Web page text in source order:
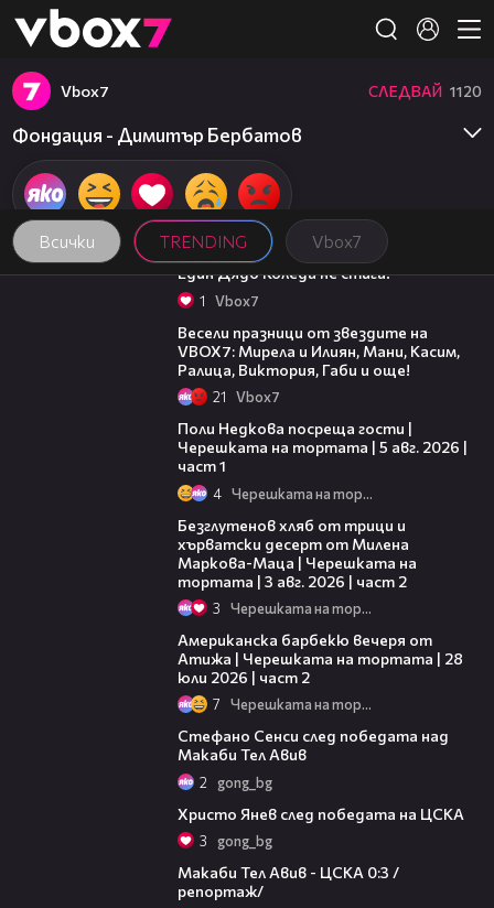
👾
Всички TRENDING Vbоx7
Vbоx7 СЛЕДВАЙ 1120
Фондация - Димитър Бербатов
00:07
Един Дядо Коледа не стига!
1 Vbоx7
Весели празници от звездите на
VBOX7: Мирела и Илиян, Мани, Касим,
Ралица, Виктория, Габи и още!
21 Vbоx7
Поли Недкова посреща гости |
Черешката на тортата | 5 авг. 2026 |
част 1
4 Черешката на тортата
Безглутенов хляб от трици и
хърватски десерт от Милена
Маркова-Маца | Черешката на
тортата | 3 авг. 2026 | част 2
3 Черешката на тортата
Американска барбекю вечеря от
Атижа | Черешката на тортата | 28
юли 2026 | част 2
7 Черешката на тортата
Стефано Сенси след победата над
Макаби Тел Авив
2 gong_bg
Христо Янев след победата на ЦСКА
3 gong_bg
Макаби Тел Авив - ЦСКА 0:3 /
репортаж/